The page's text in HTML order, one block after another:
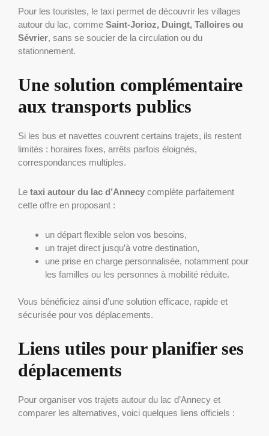
Pour les touristes, le taxi permet de découvrir les villages
autour du lac, comme Saint-Jorioz, Duingt, Talloires ou
Sévrier, sans se soucier de la circulation ou du
stationnement.
Une solution complémentaire
aux transports publics
Si les bus et navettes couvrent certains trajets, ils restent
limités : horaires fixes, arrêts parfois éloignés,
correspondances multiples.
Le taxi autour du lac d’Annecy complète parfaitement
cette offre en proposant :
un départ flexible selon vos besoins,
un trajet direct jusqu’à votre destination,
une prise en charge personnalisée, notamment pour
les familles ou les personnes à mobilité réduite.
Vous bénéficiez ainsi d’une solution efficace, rapide et
sécurisée pour vos déplacements.
Liens utiles pour planifier ses
déplacements
Pour organiser vos trajets autour du lac d’Annecy et
comparer les alternatives, voici quelques liens officiels :